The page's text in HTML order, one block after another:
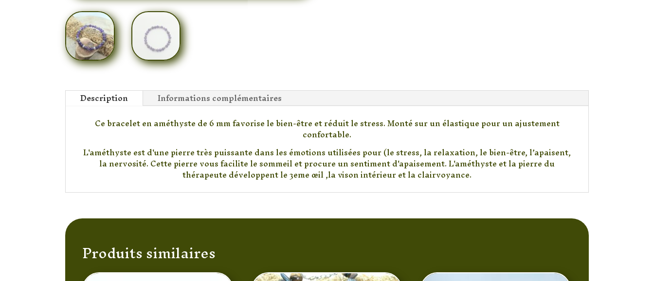
Description
Informations complémentaires
Ce bracelet en améthyste de 6 mm favorise le bien-être et réduit le stress. Monté sur un élastique pour un ajustement
confortable.
L'améthyste est d'une pierre très puissante dans les émotions utilisées pour (le stress, la relaxation, le bien-être, l’apaisent,
la nervosité. Cette pierre vous facilite le sommeil et procure un sentiment d'apaisement. L'améthyste et la pierre du
thérapeute développent le 3eme œil ,la vison intérieur et la clairvoyance.
Produits similaires